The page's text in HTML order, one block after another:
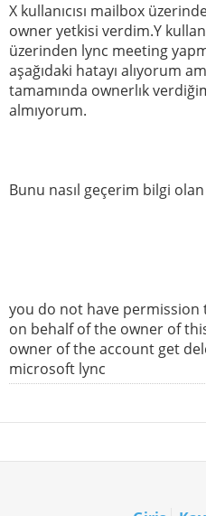
X kullanıcısı mailbox
owner yetkisi verdim.Y
üzerinden lync meeting
aşağıdaki hatayı alıyorum
tamamında ownerlık
almıyorum.
Bunu nasıl geçerim bilgi
you do not have permission
on behalf of the owner of
owner of the account get
microsoft lync